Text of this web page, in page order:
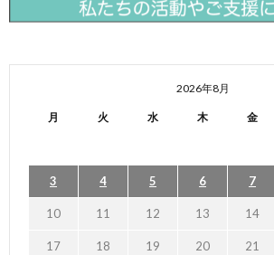
2026年8月
月 火 水 木 金
3 4 5 6 7
10 11 12 13 14
17 18 19 20 21